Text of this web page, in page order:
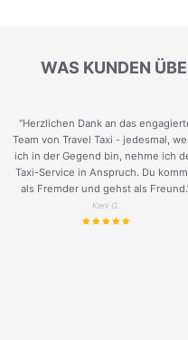
WAS KUNDEN
“Herzlichen Dank an das
Team von Travel Taxi - jedesmal,
ich in der Gegend bin, nehme ich
Taxi-Service in Anspruch. Du
als Fremder und gehst als Freund.
Keni G.